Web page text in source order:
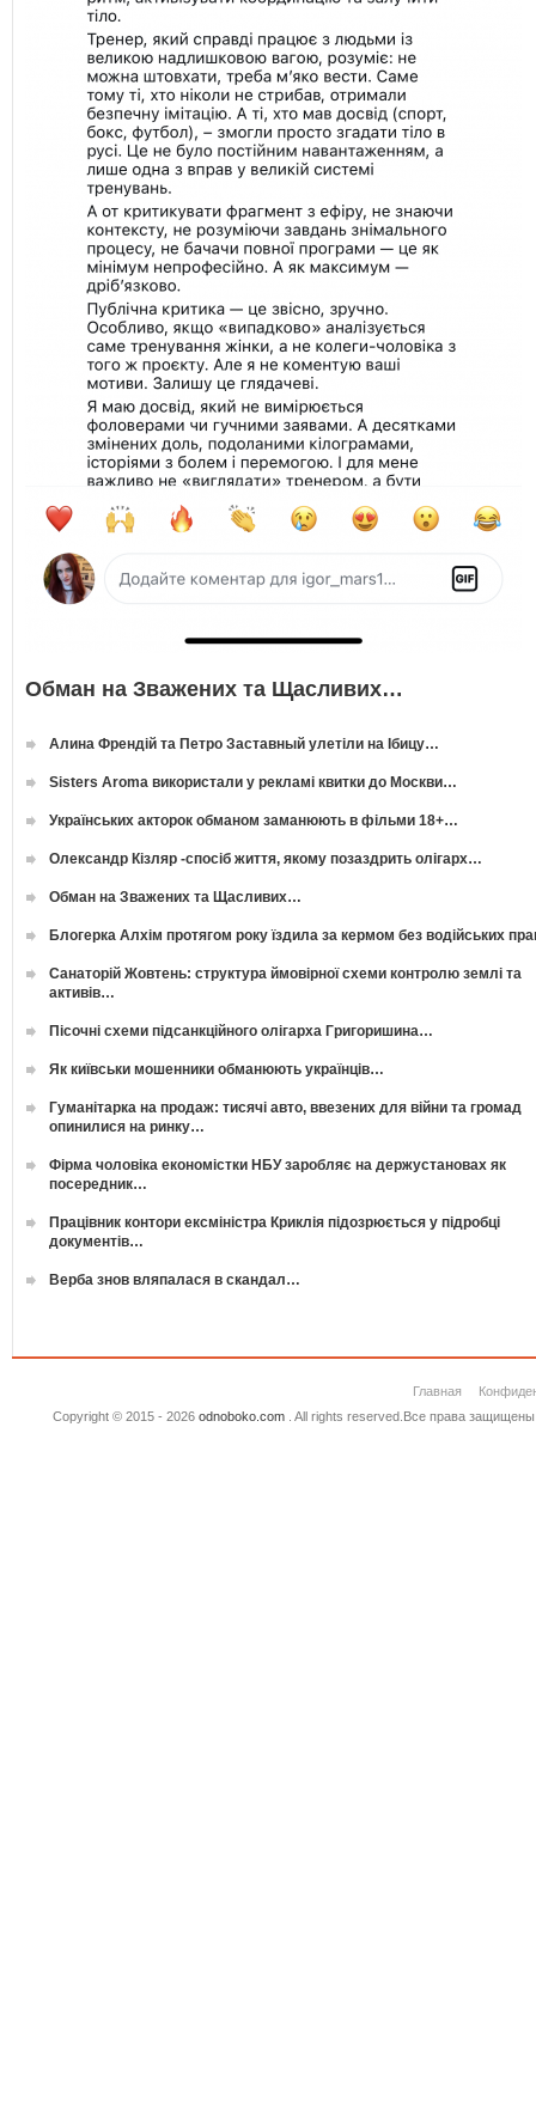
Обман на Зважених та Щасливих…
Алина Френдій та Петро Заставный улетіли на Ібицу…
Sisters Aroma використали у рекламі квитки до Москви…
Українських акторок обманом заманюють в фільми 18+…
Олександр Кізляр -спосіб життя, якому позаздрить олігарх…
Обман на Зважених та Щасливих…
Блогерка Алхім протягом року їздила за кермом без водійських
Санаторій Жовтень: структура ймовірної схеми контролю землі та
активів…
Пісочні схеми підсанкційного олігарха Григоришина…
Як київськи мошенники обманюють українців…
Гуманітарка на продаж: тисячі авто, ввезених для війни та громад
опинилися на ринку…
Фірма чоловіка економістки НБУ заробляє на держустановах як
посередник…
Працівник контори ексміністра Криклія підозрюється у підробці
документів…
Верба знов вляпалася в скандал…
Главная
Copyright © 2015 - 2026 odnoboko.com. All rights reserved.Все права защищены.